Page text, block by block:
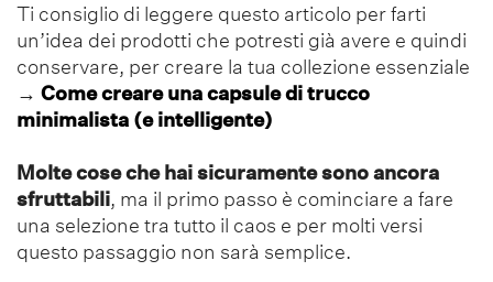
Ti consiglio di leggere questo articolo per farti
un’idea dei prodotti che potresti già avere e quindi
conservare, per creare la tua collezione essenziale
→ Come creare una capsule di trucco
minimalista (e intelligente)
Molte cose che hai sicuramente sono ancora
sfruttabili, ma il primo passo è cominciare a fare
una selezione tra tutto il caos e per molti versi
questo passaggio non sarà semplice.